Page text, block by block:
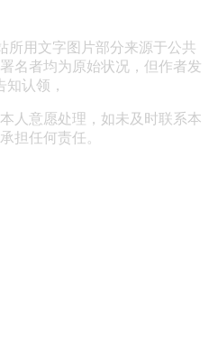
所用文字图片部分来源于公共
名者均为原始状况，但作者发
知认领，
人意愿处理，如未及时联系本
担任何责任。